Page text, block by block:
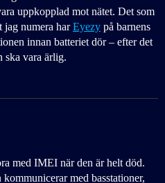
uppkopplad mot nätet. Det som
jag numera harEyezy på barnens
innan batteriet dör – efter det
ska vara ärlig.
med IMEI när den är helt död.
med basstationer,